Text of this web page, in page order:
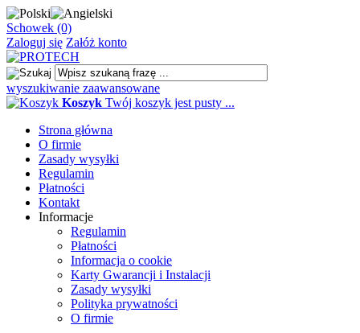
Schowek (0)
Zaloguj się Załóż konto
wyszukiwanie zaawansowane
Koszyk Twój koszyk jest pusty ...
Strona główna
O firmie
Zasady wysyłki
Regulamin
Płatności
Kontakt
Informacje
Regulamin
Płatności
Informacja o cookie
Karty Gwarancji i Instalacji
Zasady wysyłki
Polityka prywatności
O firmie